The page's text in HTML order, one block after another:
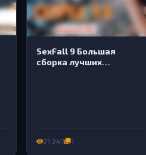
SexFall 9 Большая
сборка лучших
21 247 1